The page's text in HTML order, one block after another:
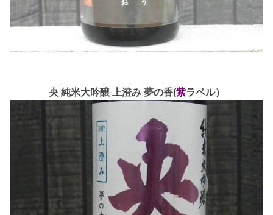
央 純米大吟醸 上澄み 夢の香(紫ラベル）